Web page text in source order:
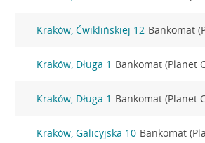
Kraków, Ćwiklińskiej 12 Bankomat
Kraków, Długa 1 Bankomat (Planet
Kraków, Długa 1 Bankomat (Planet
Kraków, Galicyjska 10 Bankomat